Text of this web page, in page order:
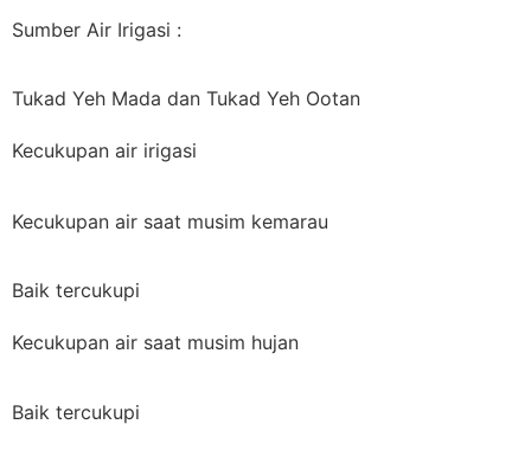
Sumber Air Irigasi :
Tukad Yeh Mada dan Tukad Yeh Ootan
Kecukupan air irigasi
Kecukupan air saat musim kemarau
Baik tercukupi
Kecukupan air saat musim hujan
Baik tercukupi